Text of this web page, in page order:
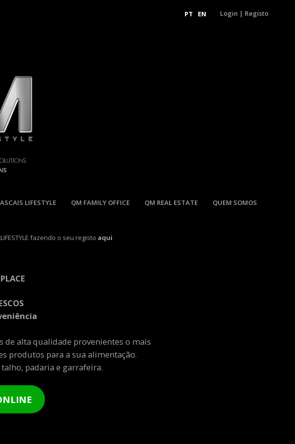
PT EN Login | Registo
LIFESTYLE QM FAMILY OFFICE QM REAL ESTATE QUEM SOMOS
fazendo o seu registo aqui
de alta qualidade provenientes o mais
produtos para a sua alimentação.
padaria e garrafeira.